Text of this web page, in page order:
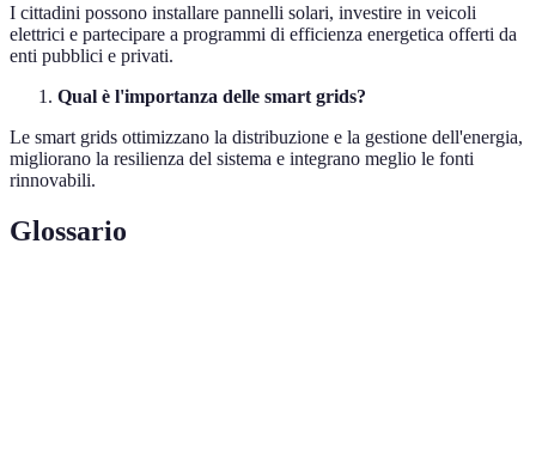
I cittadini possono installare pannelli solari, investire in veicoli
elettrici e partecipare a programmi di efficienza energetica offerti da
enti pubblici e privati.
Qual è l'importanza delle smart grids?
Le smart grids ottimizzano la distribuzione e la gestione dell'energia,
migliorano la resilienza del sistema e integrano meglio le fonti
rinnovabili.
Glossario